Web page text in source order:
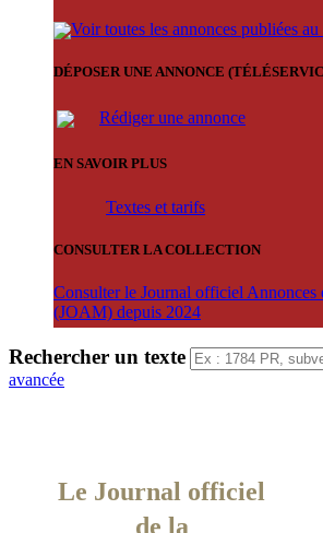
Voir toutes les annonces publiées au
DÉPOSER UNE ANNONCE
Rédiger une annonce
EN SAVOIR PLUS
Textes et tarifs
CONSULTER LA COLLECTION
Consulter le Journal officiel Annonces
(JOAM) depuis 2024
Rechercher un texte
avancée
Le Journal officiel
de la